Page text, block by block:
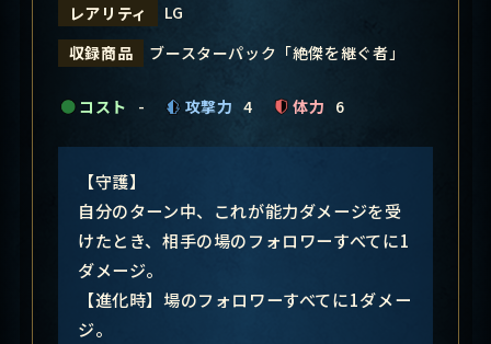
レアリティ
LG
収録商品
ブースターパック「絶傑を継ぐ者」
コスト - 攻撃力 4 体力 6
【守護】
自分のターン中、これが能力ダメージを受
けたとき、相手の場のフォロワーすべてに1
ダメージ。
【進化時】場のフォロワーすべてに1ダメー
ジ。